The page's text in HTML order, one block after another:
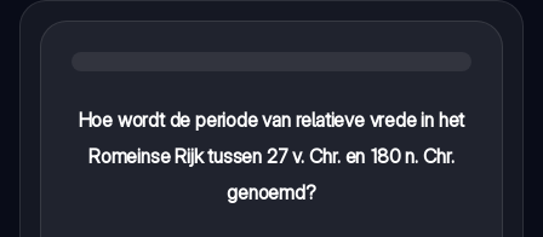
Hoe wordt de periode van relatieve vrede in het
Romeinse Rijk tussen 27 v. Chr. en 180 n. Chr.
genoemd?